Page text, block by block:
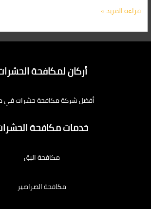
قراءة المزيد »
أركان لمكافحة
أفضل شركة مكافحة حشرات في
خدمات مكافحة
مكافحة البق
مكافحة الصراصير